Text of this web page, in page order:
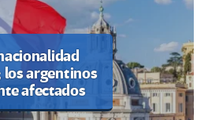
los argentinos
afectados